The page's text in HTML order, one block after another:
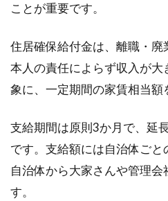
ことが重要です。
住居確保給付金は、離職・
本人の責任によらず収入が
象に、一定期間の家賃相当額
支給期間は原則3か月で、延
です。支給額には自治体ご
自治体から大家さんや管理会
す。